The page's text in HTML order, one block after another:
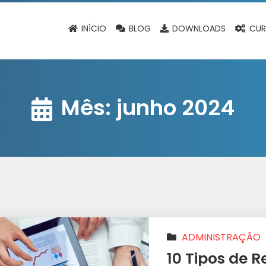
INÍCIO BLOG DOWNLOADS
Mês: junho 2024
ADMINISTRAÇÃO
10 Tipos de